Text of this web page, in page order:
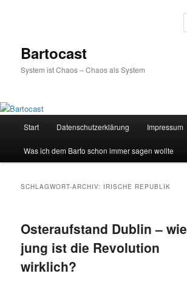
Bartocast
System ist Chaos – Chaos als System
Start Datenschutzerklärung Impressum
Was ich dem Barto schon immer sagen wollte
SCHLAGWORT-ARCHIV: IRISCHE REPUBLIK
Osteraufstand Dublin – wie
jung ist die Revolution
wirklich?